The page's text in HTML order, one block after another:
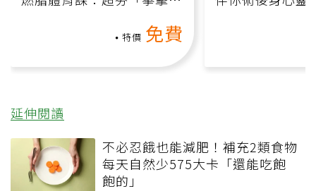
特價 免費
延伸閱讀
不必忍餓也能減肥！補充2類食物
每天自然少575大卡「還能吃飽
飽的」